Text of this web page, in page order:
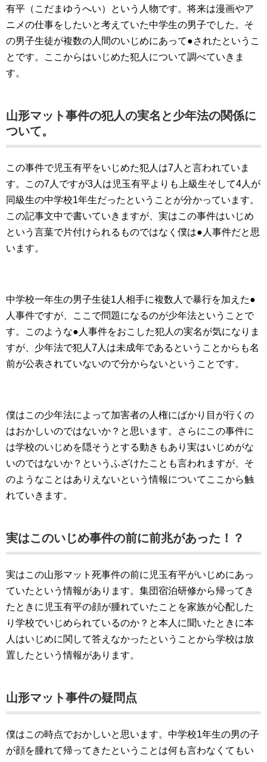
有平（こだまゆうへい）という人物です。将来は漫画やア
ニメの仕事をしたいと考えていた中学生の男子でした。そ
の男子生徒が複数の人間のいじめにあって●されたというこ
とです。ここからはいじめた犯人について調べていきま
す。
山形マット事件の犯人の実名と少年法の関係に
ついて。
この事件で児玉有平をいじめた犯人は7人と言われていま
す。この7人ですが3人は児玉有平よりも上級生そして4人が
同級生の中学校1年生だったということが分かっています。
この記事文中で書いていきますが、実はこの事件はいじめ
という言葉で片付けられるものではなく僕は●人事件だと思
います。
中学校一年生の男子生徒1人相手に複数人で暴行を加えた●
人事件ですが、ここで問題になるのが少年法ということで
す。このような●人事件をおこした犯人の実名が気になりま
すが、少年法で犯人7人は未成年であるということからも名
前が公表されていないので分からないということです。
僕はこの少年法によって加害者の人権にばかり目が行くの
はおかしいのではないか？と思います。さらにこの事件に
は学校のいじめを隠そうとする動きもあり実はいじめがな
いのではないか？というふざけたことも言われますが、そ
のようなことはありえないという情報についてここから触
れていきます。
実はこのいじめ事件の前に前兆があった！？
実はこの山形マット死事件の前に児玉有平がいじめにあっ
ていたという情報があります。集団宿泊研修から帰ってき
たときに児玉有平の顔が腫れていたことを家族が心配した
り学校でいじめられているのか？と本人に聞いたときに本
人はいじめに関して答えなかったということから学校は放
置したという情報があります。
山形マット事件の疑問点
僕はこの時点でおかしいと思います。中学校1年生の男の子
が顔を腫れて帰ってきたということは何も言わなくてもい